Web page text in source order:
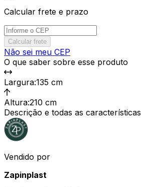
Calcular frete e prazo
Calcular frete
Não sei meu CEP
O que saber sobre esse produto
Largura:135 cm
Altura:210 cm
Descrição e todas as características
Vendido por
Zapinplast